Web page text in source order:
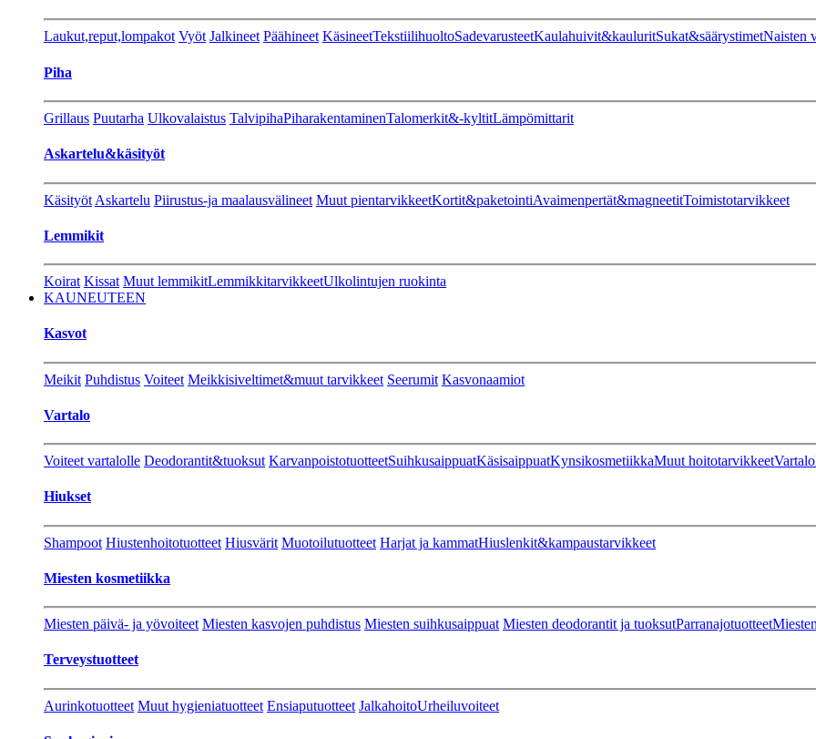
Laukut,reput,lompakot Vyöt Jalkineet Päähineet KäsineetTekstiilihuoltoSadevarusteetKaulahuivit&kauluritSukat&säärystimetNaisten
Piha
Grillaus Puutarha Ulkovalaistus TalvipihaPiharakentaminenTalomerkit&-kyltitLämpömittarit
Askartelu&käsityöt
Käsityöt Askartelu Piirustus-ja maalausvälineet Muut pientarvikkeetKortit&paketointiAvaimenpertät&magneetitToimistotarvikkeet
Lemmikit
Koirat Kissat Muut lemmikitLemmikkitarvikkeetUlkolintujen ruokinta
KAUNEUTEEN
Kasvot
Meikit Puhdistus Voiteet Meikkisiveltimet&muut tarvikkeet Seerumit Kasvonaamiot
Vartalo
Voiteet vartalolle Deodorantit&tuoksut KarvanpoistotuotteetSuihkusaippuatKäsisaippuatKynsikosmetiikkaMuut hoitotarvikkeet
Hiukset
Shampoot Hiustenhoitotuotteet Hiusvärit Muotoilutuotteet Harjat ja kammatHiuslenkit&kampaustarvikkeet
Miesten kosmetiikka
Miesten päivä- ja yövoiteet Miesten kasvojen puhdistus Miesten suihkusaippuat Miesten deodorantit ja tuoksutParranajotuotteet
Terveystuotteet
Aurinkotuotteet Muut hygieniatuotteet Ensiaputuotteet JalkahoitoUrheiluvoiteet